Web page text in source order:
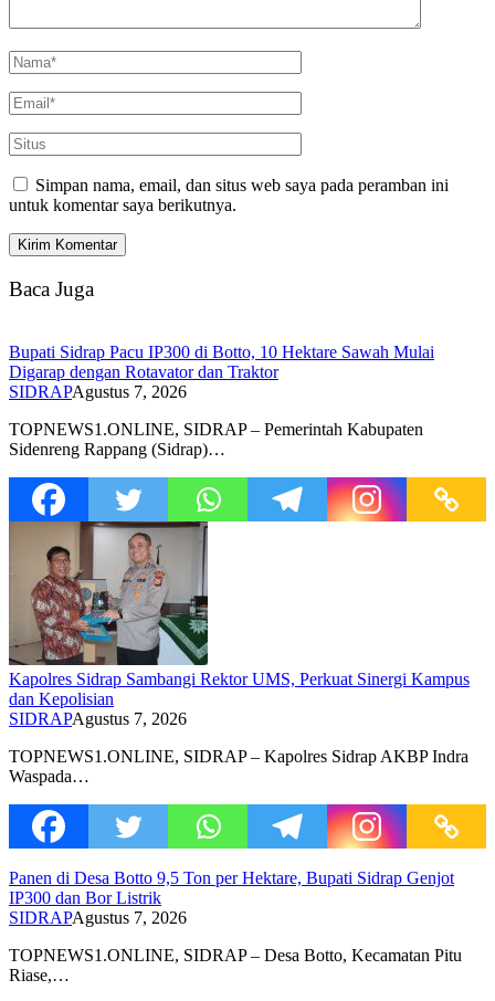
Simpan nama, email, dan situs web saya pada peramban ini
untuk komentar saya berikutnya.
Baca Juga
Bupati Sidrap Pacu IP300 di Botto, 10 Hektare Sawah Mulai
Digarap dengan Rotavator dan Traktor
SIDRAPAgustus 7, 2026
TOPNEWS1.ONLINE, SIDRAP – Pemerintah Kabupaten
Sidenreng Rappang (Sidrap)…
Kapolres Sidrap Sambangi Rektor UMS, Perkuat Sinergi Kampus
dan Kepolisian
SIDRAPAgustus 7, 2026
TOPNEWS1.ONLINE, SIDRAP – Kapolres Sidrap AKBP Indra
Waspada…
Panen di Desa Botto 9,5 Ton per Hektare, Bupati Sidrap Genjot
IP300 dan Bor Listrik
SIDRAPAgustus 7, 2026
TOPNEWS1.ONLINE, SIDRAP – Desa Botto, Kecamatan Pitu
Riase,…